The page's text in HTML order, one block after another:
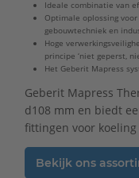
Ideale combinatie van
Optimale oplossing
gebouwtechniek en
Hoge
principe ‘niet geperst,
Het Geberit Mapress
Geberit Mapress
d108 mm en biedt
fittingen voor
Bekijk ons